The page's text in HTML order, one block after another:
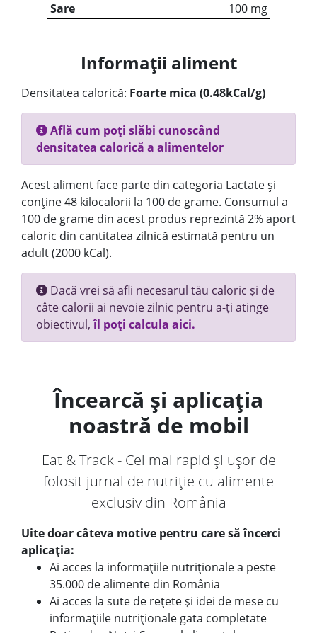
Sare
100 mg
Informații aliment
Densitatea calorică: Foarte mica (0.48kCal/g)
Află cum poți slăbi cunoscând
densitatea calorică a alimentelor
Acest aliment face parte din categoria Lactate și
conține 48 kilocalorii la 100 de grame. Consumul a
100 de grame din acest produs reprezintă 2% aport
caloric din cantitatea zilnică estimată pentru un
adult (2000 kCal).
Dacă vrei să afli necesarul tău caloric și de
câte calorii ai nevoie zilnic pentru a-ți atinge
obiectivul,îl poți calcula aici.
Încearcă și aplicația
noastră de mobil
Eat & Track - Cel mai rapid și ușor de
folosit jurnal de nutriție cu alimente
exclusiv din România
Uite doar câteva motive pentru care să încerci
aplicația:
Ai acces la informațiile nutriționale a peste
35.000 de alimente din România
Ai acces la sute de rețete și idei de mese cu
informațiile nutriționale gata completate